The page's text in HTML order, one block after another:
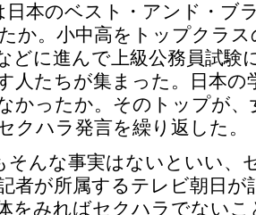
日本のベスト・アンド・ブ
か。小中高をトップクラ
どに進んで上級公務員試験
人たちが集まった。日本の
かったか。そのトップが、
クハラ発言を繰り返した。
そんな事実はないといい、
者が所属するテレビ朝日が
をみればセクハラでない